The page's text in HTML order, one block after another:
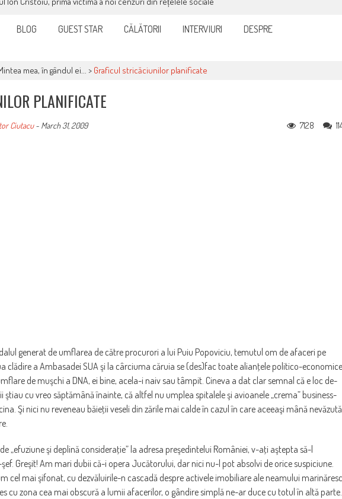
BLOG GUEST STAR CĂLĂTORII INTERVIURI DESPRE
mea, în gândul ei... > Graficul stricăciunilor planificate
PLANIFICATE
Ciutacu- March 31, 2009 7128
generat de umflarea de către procurori a lui Puiu Popoviciu, temutul om de afaceri pe
clădire a Ambasadei SUA şi la cârciuma căruia se (des)fac toate alianţele politico-economice
de muşchi a DNA, ei bine, acela-i naiv sau tâmpit. Cineva a dat clar semnal că e loc de-
cu vreo săptămână înainte, că altfel nu umplea spitalele şi avioanele „crema” business-
Şi nici nu reveneau băieţii veseli din zările mai calde în cazul în care aceeaşi mână nevăzută
„efuziune şi deplină consideraţie” la adresa preşedintelui României, v-aţi aştepta să-l
Greşit! Am mari dubii că-i opera Jucătorului, dar nici nu-l pot absolvi de orice suspiciune.
cel mai şifonat, cu dezvăluirile-n cascadă despre activele imobiliare ale neamului marinăresc
cu zona cea mai obscură a lumii afacerilor, o gândire simplă ne-ar duce cu totul în altă parte.